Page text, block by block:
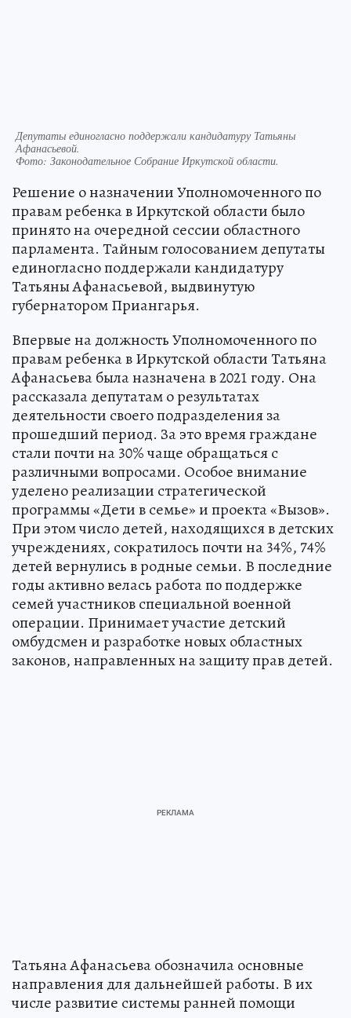
Депутаты единогласно поддержали кандидатуру Татьяны
Афанасьевой.
Фото: Законодательное Собрание Иркутской области.
Решение о назначении Уполномоченного по
правам ребенка в Иркутской области было
принято на очередной сессии областного
парламента. Тайным голосованием депутаты
единогласно поддержали кандидатуру
Татьяны Афанасьевой, выдвинутую
губернатором Приангарья.
Впервые на должность Уполномоченного по
правам ребенка в Иркутской области Татьяна
Афанасьева была назначена в 2021 году. Она
рассказала депутатам о результатах
деятельности своего подразделения за
прошедший период. За это время граждане
стали почти на 30% чаще обращаться с
различными вопросами. Особое внимание
уделено реализации стратегической
программы «Дети в семье» и проекта «Вызов».
При этом число детей, находящихся в детских
учреждениях, сократилось почти на 34%, 74%
детей вернулись в родные семьи. В последние
годы активно велась работа по поддержке
семей участников специальной военной
операции. Принимает участие детский
омбудсмен и разработке новых областных
законов, направленных на защиту прав детей.
Татьяна Афанасьева обозначила основные
направления для дальнейшей работы. В их
числе развитие системы ранней помощи